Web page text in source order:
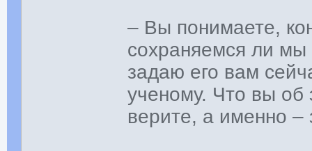
– Вы понимаете,
сохраняемся ли мы
задаю его вам
ученому. Что вы об
верите, а именно –